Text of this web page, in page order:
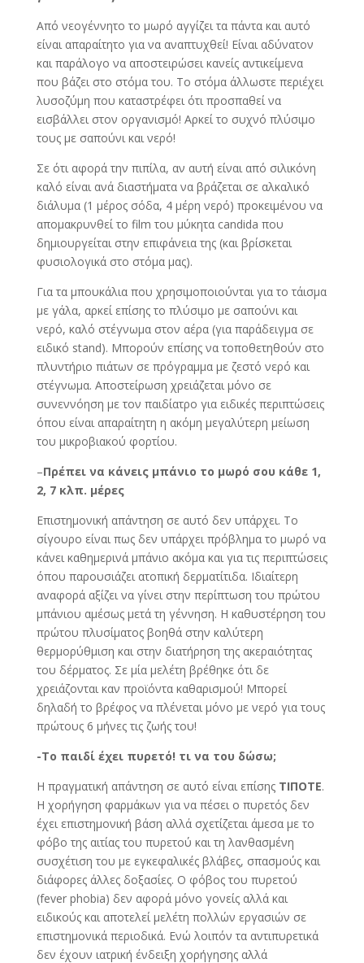
Από νεογέννητο το μωρό αγγίζει τα πάντα και αυτό
είναι απαραίτητο για να αναπτυχθεί! Είναι αδύνατον
και παράλογο να αποστειρώσει κανείς αντικείμενα
που βάζει στο στόμα του. Το στόμα άλλωστε περιέχει
λυσοζύμη που καταστρέφει ότι προσπαθεί να
εισβάλλει στον οργανισμό! Αρκεί το συχνό πλύσιμο
τους με σαπούνι και νερό!
Σε ότι αφορά την πιπίλα, αν αυτή είναι από σιλικόνη
καλό είναι ανά διαστήματα να βράζεται σε αλκαλικό
διάλυμα (1 μέρος σόδα, 4 μέρη νερό) προκειμένου να
απομακρυνθεί το film του μύκητα candida που
δημιουργείται στην επιφάνεια της (και βρίσκεται
φυσιολογικά στο στόμα μας).
Για τα μπουκάλια που χρησιμοποιούνται για το τάισμα
με γάλα, αρκεί επίσης το πλύσιμο με σαπούνι και
νερό, καλό στέγνωμα στον αέρα (για παράδειγμα σε
ειδικό stand). Μπορούν επίσης να τοποθετηθούν στο
πλυντήριο πιάτων σε πρόγραμμα με ζεστό νερό και
στέγνωμα. Αποστείρωση χρειάζεται μόνο σε
συνεννόηση με τον παιδίατρο για ειδικές περιπτώσεις
όπου είναι απαραίτητη η ακόμη μεγαλύτερη μείωση
του μικροβιακού φορτίου.
–Πρέπει να κάνεις μπάνιο το μωρό σου κάθε 1,
2, 7 κλπ. μέρες
Επιστημονική απάντηση σε αυτό δεν υπάρχει. Το
σίγουρο είναι πως δεν υπάρχει πρόβλημα το μωρό να
κάνει καθημερινά μπάνιο ακόμα και για τις περιπτώσεις
όπου παρουσιάζει ατοπική δερματίτιδα. Ιδιαίτερη
αναφορά αξίζει να γίνει στην περίπτωση του πρώτου
μπάνιου αμέσως μετά τη γέννηση. Η καθυστέρηση του
πρώτου πλυσίματος βοηθά στην καλύτερη
θερμορύθμιση και στην διατήρηση της ακεραιότητας
του δέρματος. Σε μία μελέτη βρέθηκε ότι δε
χρειάζονται καν προϊόντα καθαρισμού! Μπορεί
δηλαδή το βρέφος να πλένεται μόνο με νερό για τους
πρώτους 6 μήνες τις ζωής του!
-Το παιδί έχει πυρετό! τι να του δώσω;
Η πραγματική απάντηση σε αυτό είναι επίσης ΤΙΠΟΤΕ.
Η χορήγηση φαρμάκων για να πέσει ο πυρετός δεν
έχει επιστημονική βάση αλλά σχετίζεται άμεσα με το
φόβο της αιτίας του πυρετού και τη λανθασμένη
συσχέτιση του με εγκεφαλικές βλάβες, σπασμούς και
διάφορες άλλες δοξασίες. Ο φόβος του πυρετού
(fever phobia) δεν αφορά μόνο γονείς αλλά και
ειδικούς και αποτελεί μελέτη πολλών εργασιών σε
επιστημονικά περιοδικά. Ενώ λοιπόν τα αντιπυρετικά
δεν έχουν ιατρική ένδειξη χορήγησης αλλά